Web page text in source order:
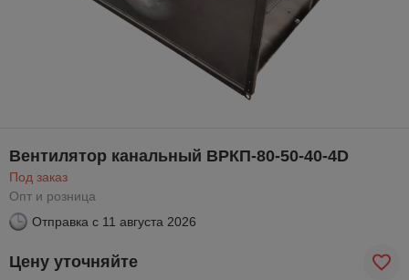
Вентилятор канальный ВРКП-80-50-40-4D
Под заказ
Опт и розница
Отправка с 11 августа 2026
Цену уточняйте